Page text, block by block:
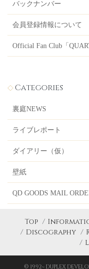
バックナンバー
会員登録情報について
Official Fan Club「
Categories
裏庭NEWS
ライブレポート
ダイアリー（仮）
壁紙
QD GOODS MAIL
Top
Discography
© 1992~ DUPLEX